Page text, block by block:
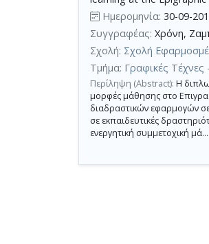
Ημερομηνία: 30-09-
Συγγραφέας: Χρόνη,
Σχολή: Σχολή
Τμήμα: Γραφικές
Περίληψη (Abstract): Η
μορφές μάθησης στο
διαδραστικών εφαρμογών
σε εκπαιδευτικές
ενεργητική συμμετοχική μά...